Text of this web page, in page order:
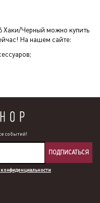
Хаки/Черный можно купить
На нашем сайте:
событий!
ПОДПИСАТЬСЯ